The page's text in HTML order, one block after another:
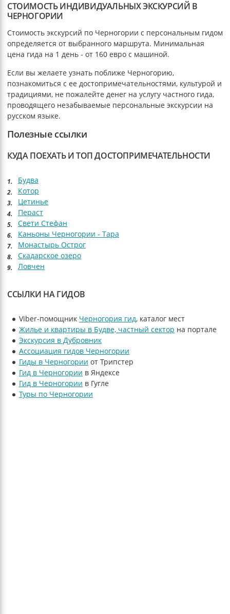
СТОИМОСТЬ ИНДИВИДУАЛЬНЫХ ЭКСКУРСИЙ В
ЧЕРНОГОРИИ
Стоимость экскурсий по Черногории с персональным гидом
определяется от выбранного маршрута. Минимальная
цена гида на 1 день - от 160 евро с машиной.
Если вы желаете узнать поближе Черногорию,
познакомиться с ее достопримечательностями, культурой и
традициями, не пожалейте денег на услугу частного гида,
проводящего незабываемые персональные экскурсии на
русском языке.
Полезные ссылки
КУДА ПОЕХАТЬ И ТОП ДОСТОПРИМЕЧАТЕЛЬНОСТИ
Будва
Котор
Цетинье
Пераст
Свети Стефан
Каньоны Черногории - Тара
Монастырь Острог
Скадарское озеро
Ловчен
ССЫЛКИ НА ГИДОВ
Viber-помощник Черногория гид, каталог мест
Жилье и квартиры в Будве, частный сектор на портале
Экскурсия в Дубровник
Ассоциация гидов Черногории
Гиды в Черногории от Трипстер
Гид в Черногории в Яндексе
Гид в Черногории в Гугле
Туры по Черногории